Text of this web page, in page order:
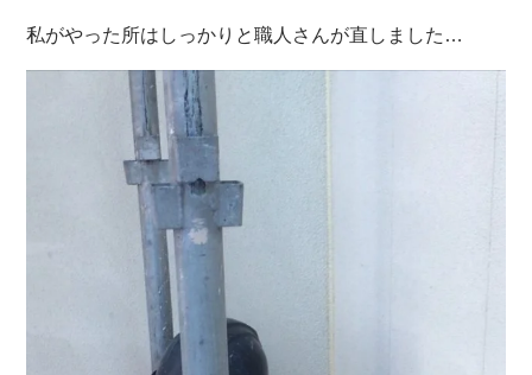
私がやった所はしっかりと職人さんが直しました…